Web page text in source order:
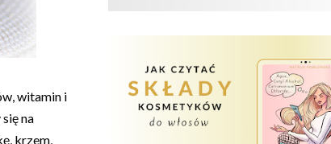
witamin i
na
krzem,